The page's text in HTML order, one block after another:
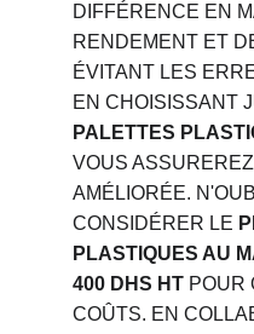
DIFFÉRENCE EN
RENDEMENT ET
ÉVITANT LES
EN CHOISISSANT
PALETTES
VOUS
AMÉLIORÉE.
CONSIDÉRER LE
PLASTIQUES AU
400 DHS HT POUR
COÛTS. EN